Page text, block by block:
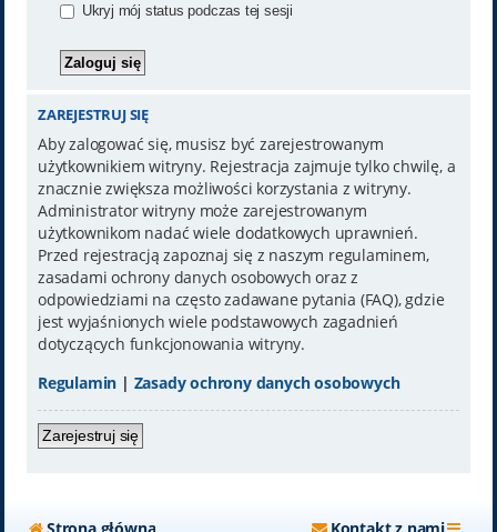
Ukryj mój status podczas tej sesji
ZAREJESTRUJ SIĘ
Aby zalogować się, musisz być zarejestrowanym
użytkownikiem witryny. Rejestracja zajmuje tylko chwilę, a
znacznie zwiększa możliwości korzystania z witryny.
Administrator witryny może zarejestrowanym
użytkownikom nadać wiele dodatkowych uprawnień.
Przed rejestracją zapoznaj się z naszym regulaminem,
zasadami ochrony danych osobowych oraz z
odpowiedziami na często zadawane pytania (FAQ), gdzie
jest wyjaśnionych wiele podstawowych zagadnień
dotyczących funkcjonowania witryny.
Regulamin | Zasady ochrony danych osobowych
Zarejestruj się
Strona główna Kontakt z nami